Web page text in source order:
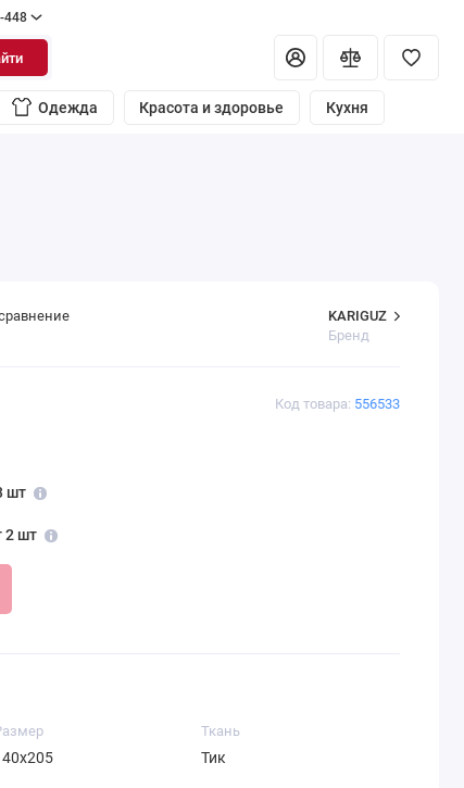
448
Одежда Красота и здоровье Кухня
Код товара: 556533
KARIGUZ
Бренд
шт
2 шт
Ткань
Тик